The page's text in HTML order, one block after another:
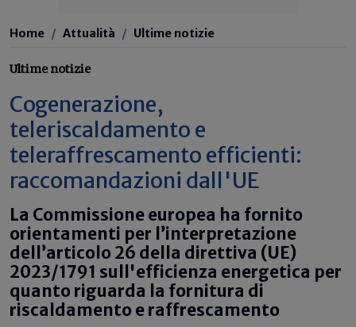
Home Attualità Ultime notizie
Ultime notizie
Cogenerazione,
teleriscaldamento e
teleraffrescamento efficienti:
raccomandazioni dall'UE
La Commissione europea ha fornito
orientamenti per l’interpretazione
dell’articolo 26 della direttiva (UE)
2023/1791 sull'efficienza energetica per
quanto riguarda la fornitura di
riscaldamento e raffrescamento